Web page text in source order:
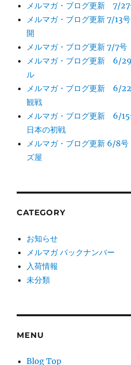
メルマガ・ブログ更新 7/
メルマガ・ブログ更新 7/13
開
メルマガ・ブログ更新 7/7
メルマガ・ブログ更新 6/
ル
メルマガ・ブログ更新 6/22
観戦
メルマガ・ブログ更新 6/
日本の初戦
メルマガ・ブログ更新 6/8
ズ屋
CATEGORY
お知らせ
メルマガ バックナンバー
入荷情報
未分類
MENU
Blog Top